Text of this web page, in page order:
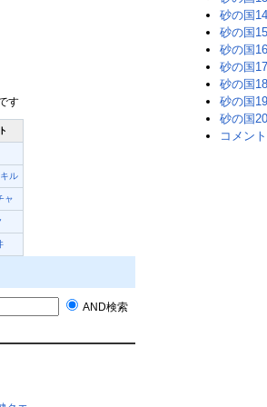
す
ル
ャ
AND検索
砂の国14
砂の国15
砂の国16
砂の国17
砂の国18
砂の国19
砂の国20
コメン